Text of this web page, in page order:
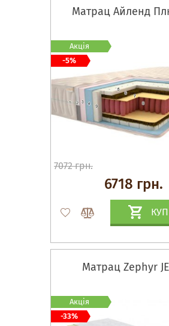
Матрац Айленд
7072 грн.
6718 грн.
Акція
-5%
Матрац Zephyr
Акція
-33%